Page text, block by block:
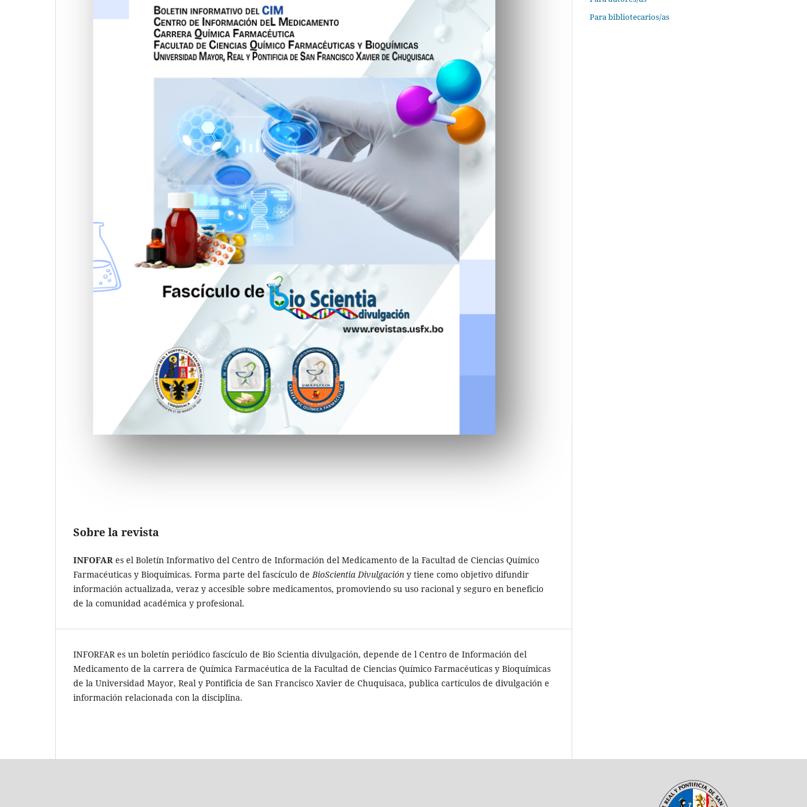
Sobre la revista
INFOFAR es el Boletín Informativo del Centro de Información del Medicamento de la Facultad de Ciencias Químico
Farmacéuticas y Bioquímicas. Forma parte del fascículo de BioScientia Divulgación y tiene como objetivo difundir
información actualizada, veraz y accesible sobre medicamentos, promoviendo su uso racional y seguro en beneficio
de la comunidad académica y profesional.
INFORFAR es un boletín periódico fascículo de Bio Scientia divulgación, depende de l Centro de Información del
Medicamento de la carrera de Química Farmacéutica de la Facultad de Ciencias Químico Farmacéuticas y Bioquímicas
de la Universidad Mayor, Real y Pontificia de San Francisco Xavier de Chuquisaca, publica cartículos de divulgación e
información relacionada con la disciplina.
Para bibliotecarios/as